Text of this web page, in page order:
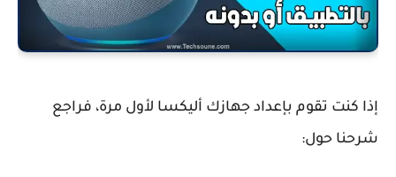
إذا كنت تقوم بإعداد جهازك أليكسا لأول مرة، فراجع
شرحنا حول: